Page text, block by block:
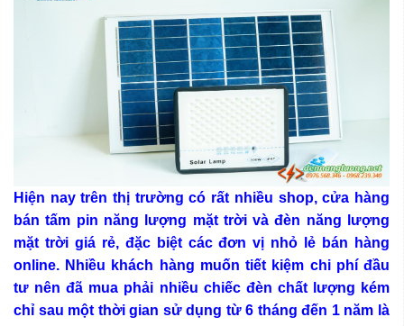
Hiện nay trên thị trường có rất nhiều shop, cửa hàng
bán tấm pin năng lượng mặt trời và đèn năng lượng
mặt trời giá rẻ, đặc biệt các đơn vị nhỏ lẻ bán hàng
online. Nhiều khách hàng muốn tiết kiệm chi phí đầu
tư nên đã mua phải nhiều chiếc đèn chất lượng kém
chỉ sau một thời gian sử dụng từ 6 tháng đến 1 năm là